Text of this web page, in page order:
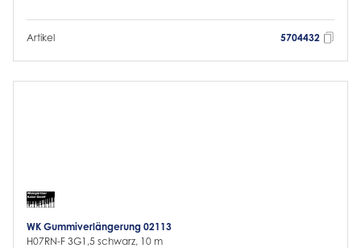
Artikel 5704432
WK Gummiverlängerung 02113
H07RN-F 3G1,5 schwarz, 10 m